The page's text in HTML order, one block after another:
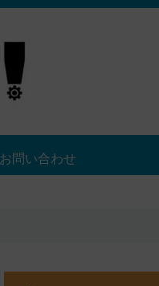
お問い合わせ